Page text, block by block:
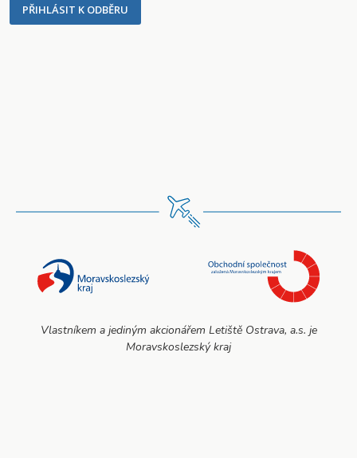
PŘIHLÁSIT K ODBĚRU
Vlastníkem a jediným akcionářem Letiště Ostrava, a.s. je
Moravskoslezský kraj